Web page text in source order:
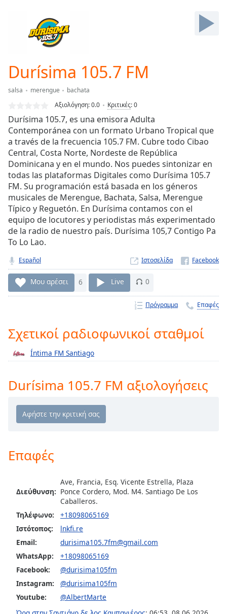
Current
Duration-:-
0.00%
TypeLIVE
Seek to
live,
currently
behind
liveLIVE
Remaining
Time-
Playback
Rate
Chapters
Descriptions
selected
Subtitles
settings,
subtitles
settings
off,
selected
Track
in-
Picture
modal
Durísima 105.7 FM
salsa merengue
bachata
Αξιολόγηση:0.0 Κριτικές:0
Durísima 105.7, es una emisora Adulta
Contemporánea con un formato Urbano Tropical que
a través de la frecuencia 105.7 FM. Cubre todo Cibao
Central, Costa Norte, Nordeste de República
Dominicana y en el mundo. Nos puedes sintonizar en
todas las plataformas Digitales como Durísima 105.7
FM. Su programación está basada en los géneros
musicales de Merengue, Bachata, Salsa, Merengue
Típico y Reguetón. En Durísima contamos con el
equipo de locutores y periodistas más experimentado
de la radio de nuestro país. Durísima 105,7 Contigo Pa
To Lo Lao.
Español Ιστοσελίδα
Μου αρέσει 6 Live 0
Πρόγραμμα Επαφές
Σχετικοί ραδιοφωνικοί σταθμοί
Íntima FM Santiago
Durísima 105.7 FM αξιολογήσεις
Επαφές
Διεύθυνση:
Ave, Francia, Esq. Vicente Estrella, Plaza
Ponce Cordero, Mod. M4. Santiago De Los
Caballeros.
Τηλέφωνο:
+18098065169
Ιστότοπος:
lnkfi.re
Email:
durisima105.7fm@gmail.com
WhatsApp:
+18098065169
Facebook:
@durisima105fm
Instagram:
@durisima105fm
Youtube:
@AlbertMarte